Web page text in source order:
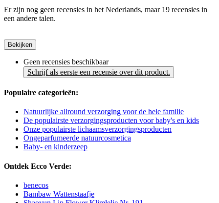
Er zijn nog geen recensies in het Nederlands, maar 19 recensies in
een andere talen.
Bekijken
Geen recensies beschikbaar
Schrijf als eerste een recensie over dit product.
Populaire categorieën:
Natuurlijke allround verzorging voor de hele familie
De populairste verzorgingsproducten voor baby's en kids
Onze populairste lichaamsverzorgingsproducten
Ongeparfumeerde natuurcosmetica
Baby- en kinderzeep
Ontdek Ecco Verde:
benecos
Bambaw Wattenstaafje